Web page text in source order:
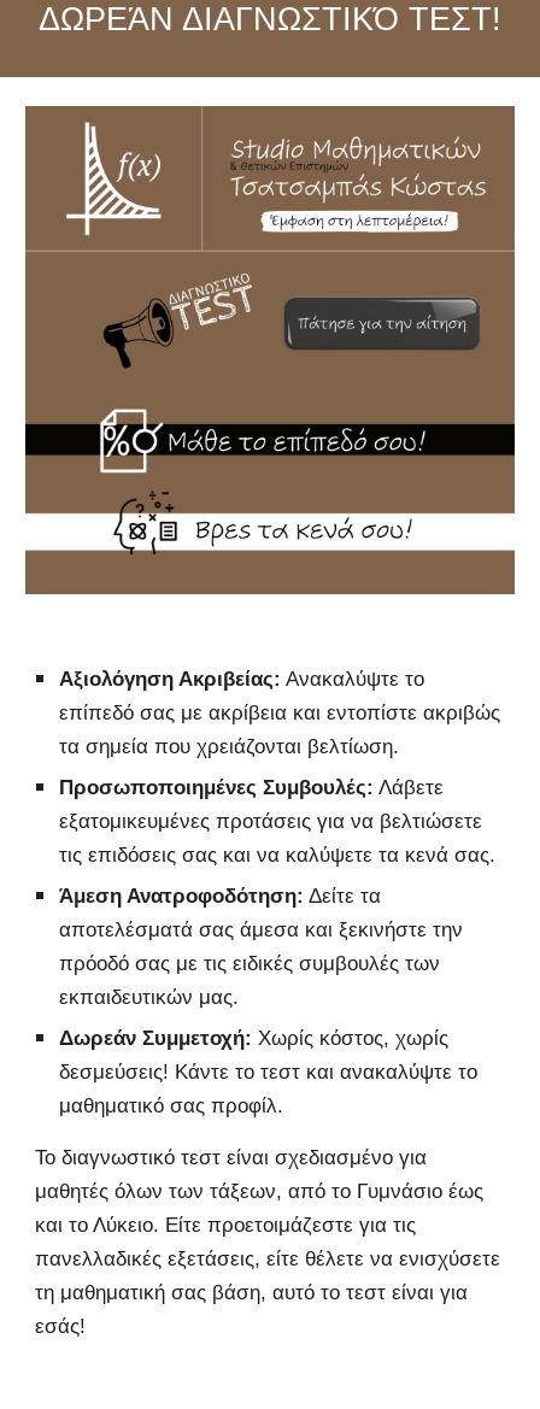
ΔΩΡΕΆΝ ΔΙΑΓΝΩΣΤΙΚΌ ΤΕΣΤ!
Αξιολόγηση Ακριβείας: Ανακαλύψτε το
επίπεδό σας με ακρίβεια και εντοπίστε ακριβώς
τα σημεία που χρειάζονται βελτίωση.
Προσωποποιημένες Συμβουλές: Λάβετε
εξατομικευμένες προτάσεις για να βελτιώσετε
τις επιδόσεις σας και να καλύψετε τα κενά σας.
Άμεση Ανατροφοδότηση: Δείτε τα
αποτελέσματά σας άμεσα και ξεκινήστε την
πρόοδό σας με τις ειδικές συμβουλές των
εκπαιδευτικών μας.
Δωρεάν Συμμετοχή: Χωρίς κόστος, χωρίς
δεσμεύσεις! Κάντε το τεστ και ανακαλύψτε το
μαθηματικό σας προφίλ.
Το διαγνωστικό τεστ είναι σχεδιασμένο για
μαθητές όλων των τάξεων, από το Γυμνάσιο έως
και το Λύκειο. Είτε προετοιμάζεστε για τις
πανελλαδικές εξετάσεις, είτε θέλετε να ενισχύσετε
τη μαθηματική σας βάση, αυτό το τεστ είναι για
εσάς!